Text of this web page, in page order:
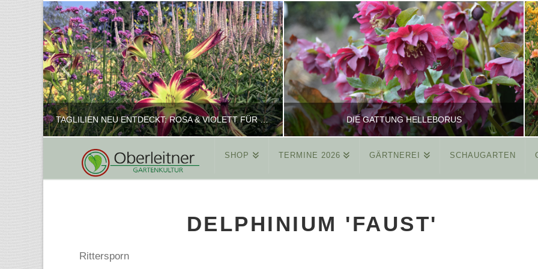
TAGLILIEN NEU ENTDECKT: ROSA & VIOLETT FÜR ROMANTISCHE PFLANZKOMBINATIONEN
REINHARD
FEBRUAR 16, 2025
DIE GATTUNG HELLEBORUS
REINHARD
MÄRZ 26, 2015
SHOP TERMINE 2026 GÄRTNEREI SCHAUGARTEN
DELPHINIUM 'FAUST'
Rittersporn